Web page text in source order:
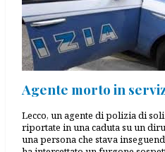
Agente morto in
Lecco, un agente di polizia di
riportate in una caduta su un
una persona che stava